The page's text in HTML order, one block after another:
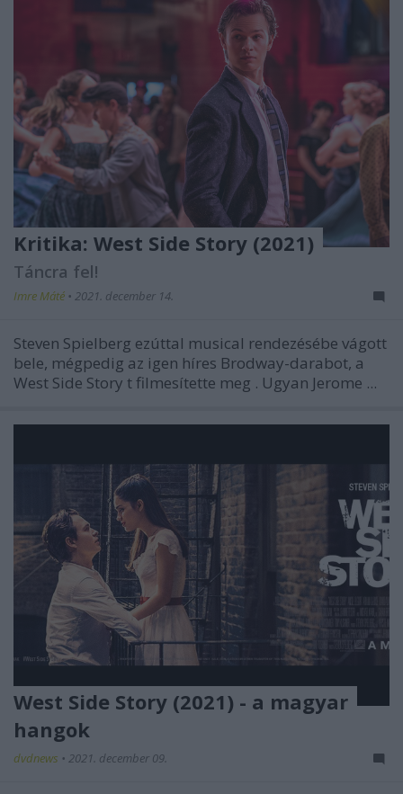
Kritika: West Side Story (2021)
Táncra fel!
Imre Máté • 2021. december 14.
Steven Spielberg ezúttal musical rendezésébe vágott
bele, mégpedig az igen híres Brodway-darabot, a
West Side Story tfilmesítette meg . Ugyan Jerome ...
West Side Story (2021) - a magyar
hangok
dvdnews • 2021. december 09.